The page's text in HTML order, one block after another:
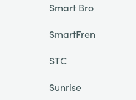
Smart Bro
SmartFren
STC
Sunrise